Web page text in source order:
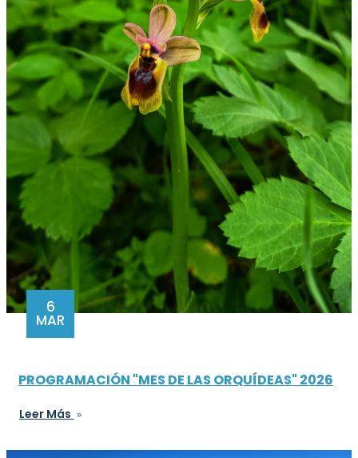
6
MAR
PROGRAMACIÓN "MES DE LAS ORQUÍDEAS" 2026
Leer Más